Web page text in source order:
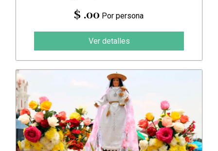
$ .00 Por persona
Ver detalles